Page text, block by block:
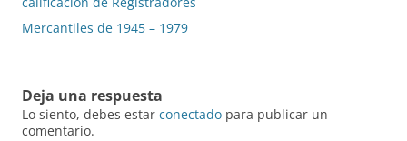
Mercantiles de 1945 – 1979
Deja una respuesta
Lo siento, debes estar conectado para publicar un
comentario.